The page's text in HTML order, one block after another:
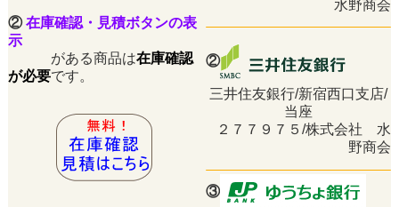
水野商会
②在庫確認・見積ボタンの表
示
がある商品は在庫確認
が必要です。
②
三井住友銀行/新宿西口支店/
当座
２７７９７５/株式会社 水
野商会
③